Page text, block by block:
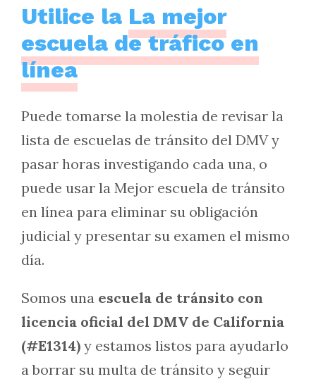
Utilice la La mejor
escuela de tráfico en
línea
Puede tomarse la molestia de revisar la
lista de escuelas de tránsito del DMV y
pasar horas investigando cada una, o
puede usar la Mejor escuela de tránsito
en línea para eliminar su obligación
judicial y presentar su examen el mismo
día.
Somos una escuela de tránsito con
licencia oficial del DMV de California
(#E1314) y estamos listos para ayudarlo
a borrar su multa de tránsito y seguir